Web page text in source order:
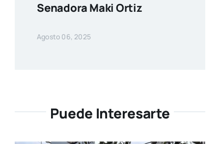
Senadora Maki Ortiz
Agosto 06, 2025
Puede Interesarte